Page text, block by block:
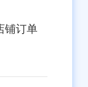
铺订单